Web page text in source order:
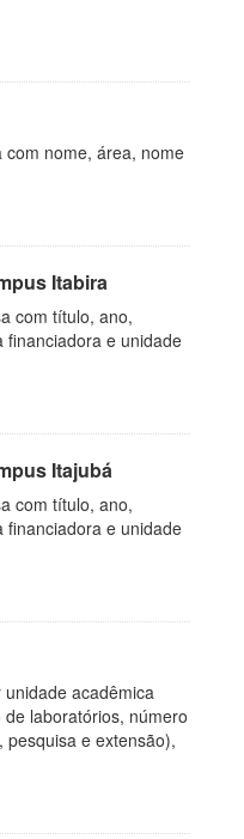
com nome, área, nome
Itabira
com título, ano,
financiadora e unidade
Itajubá
com título, ano,
financiadora e unidade
acadêmica
laboratórios, número
e extensão),